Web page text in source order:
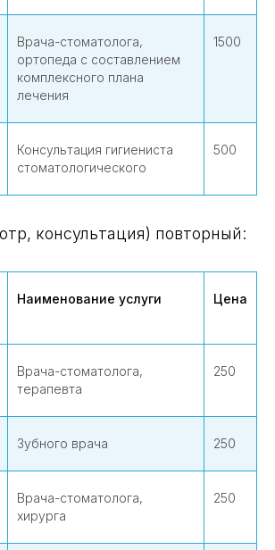
Врача-стоматолога,
ортопеда с составлением
комплексного плана
лечения
1500
Консультация гигиениста
стоматологического
500
консультация) повторный:
Наименование услуги Цена
Врача-стоматолога,
терапевта
250
Зубного врача 250
Врача-стоматолога,
хирурга
250